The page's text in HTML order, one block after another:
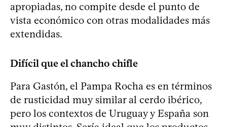
apropiadas, no compite desde el punto de
vista económico con otras modalidades más
extendidas.
Difícil que el chancho chifle
Para Gastón, el Pampa Rocha es en términos
de rusticidad muy similar al cerdo ibérico,
pero los contextos de Uruguay y España son